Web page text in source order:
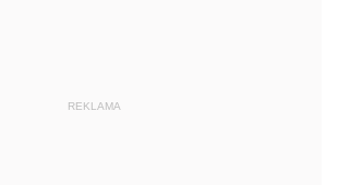
REKLAMA